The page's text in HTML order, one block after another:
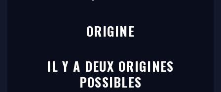
ORIGINE
IL Y A DEUX ORIGINES
POSSIBLES